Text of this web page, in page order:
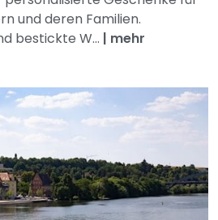
und deren Familien.
bestickte W... | mehr